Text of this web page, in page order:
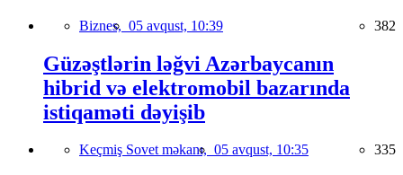
Biznes, 05 avqust, 10:39 382
Güzəştlərin ləğvi Azərbaycanın
hibrid və elektromobil bazarında
istiqaməti dəyişib
Keçmiş Sovet məkanı, 05 avqust, 10:35 335